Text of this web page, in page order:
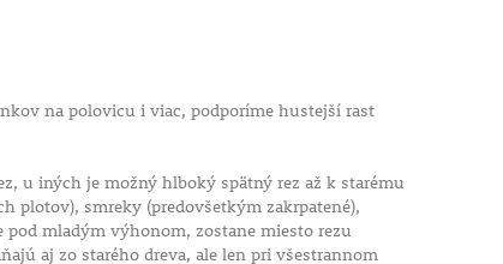
na polovicu i viac, podporíme hustejší rast
u iných je možný hlboký spätný rez až k starému
plotov), smreky (predovšetkým zakrpatené),
pod mladým výhonom, zostane miesto rezu
aj zo starého dreva, ale len pri všestrannom